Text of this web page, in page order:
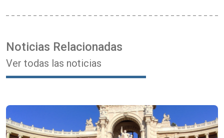
Noticias Relacionadas
Ver todas las noticias